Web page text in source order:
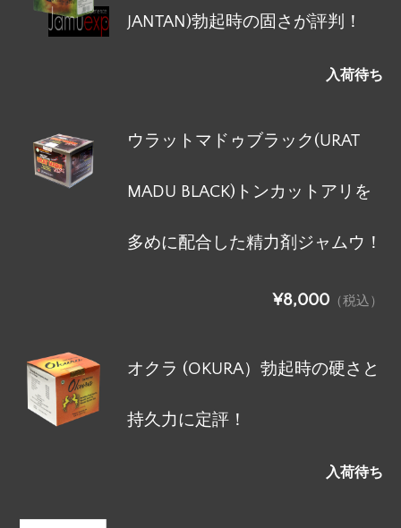
JANTAN)勃起時の固さが評判！
入荷待ち
ウラットマドゥブラック(URAT
MADU BLACK)トンカットアリを
多めに配合した精力剤ジャムウ！
¥8,000 （税込）
オクラ (OKURA）勃起時の硬さと
持久力に定評！
入荷待ち